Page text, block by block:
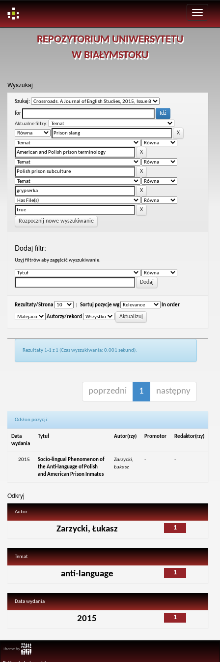
REPOZYTORIUM UNIWERSYTETU
W BIAŁYMSTOKU
Wyszukaj
Szukaj:
for
Aktualne filtry:
Rozpocznij nowe wyszukiwanie
Dodaj filtr:
Uzyj filtrów aby zagęścić wyszukiwanie.
Rezultaty/Strona Sortuj pozycje wg In order
Autorzy/rekord
Rezultaty 1-1 z 1 (Czas wyszukiwania: 0.001 sekund).
poprzedni 1 następny
Odsłon pozycji:
Data
wydania
Tytuł Autor(rzy) Promotor Redaktor(rzy)
2015
Socio-lingual Phenomenon of
the Anti-language of Polish
and American Prison Inmates
Zarzycki,
Łukasz
- -
Odkryj
Autor
1
Zarzycki, Łukasz
Temat
1
anti-language
Data wydania
1
2015
Theme by